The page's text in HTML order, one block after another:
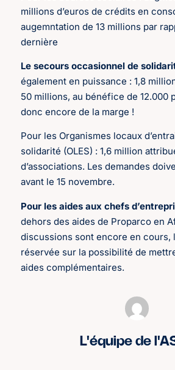
millions d’euros de crédits en
augemntation de 13 millions par
dernière
Le secours occasionnel de
également en puissance : 1,8
50 millions, au bénéfice de 12.000
donc encore de la marge !
Pour les Organismes locaux
solidarité (OLES) : 1,6 million
d’associations. Les demandes
avant le 15 novembre.
Pour les aides aux chefs
dehors des aides de Proparco en
discussions sont encore en cours,
réservée sur la possibilité de
aides complémentaires.
L'équipe de